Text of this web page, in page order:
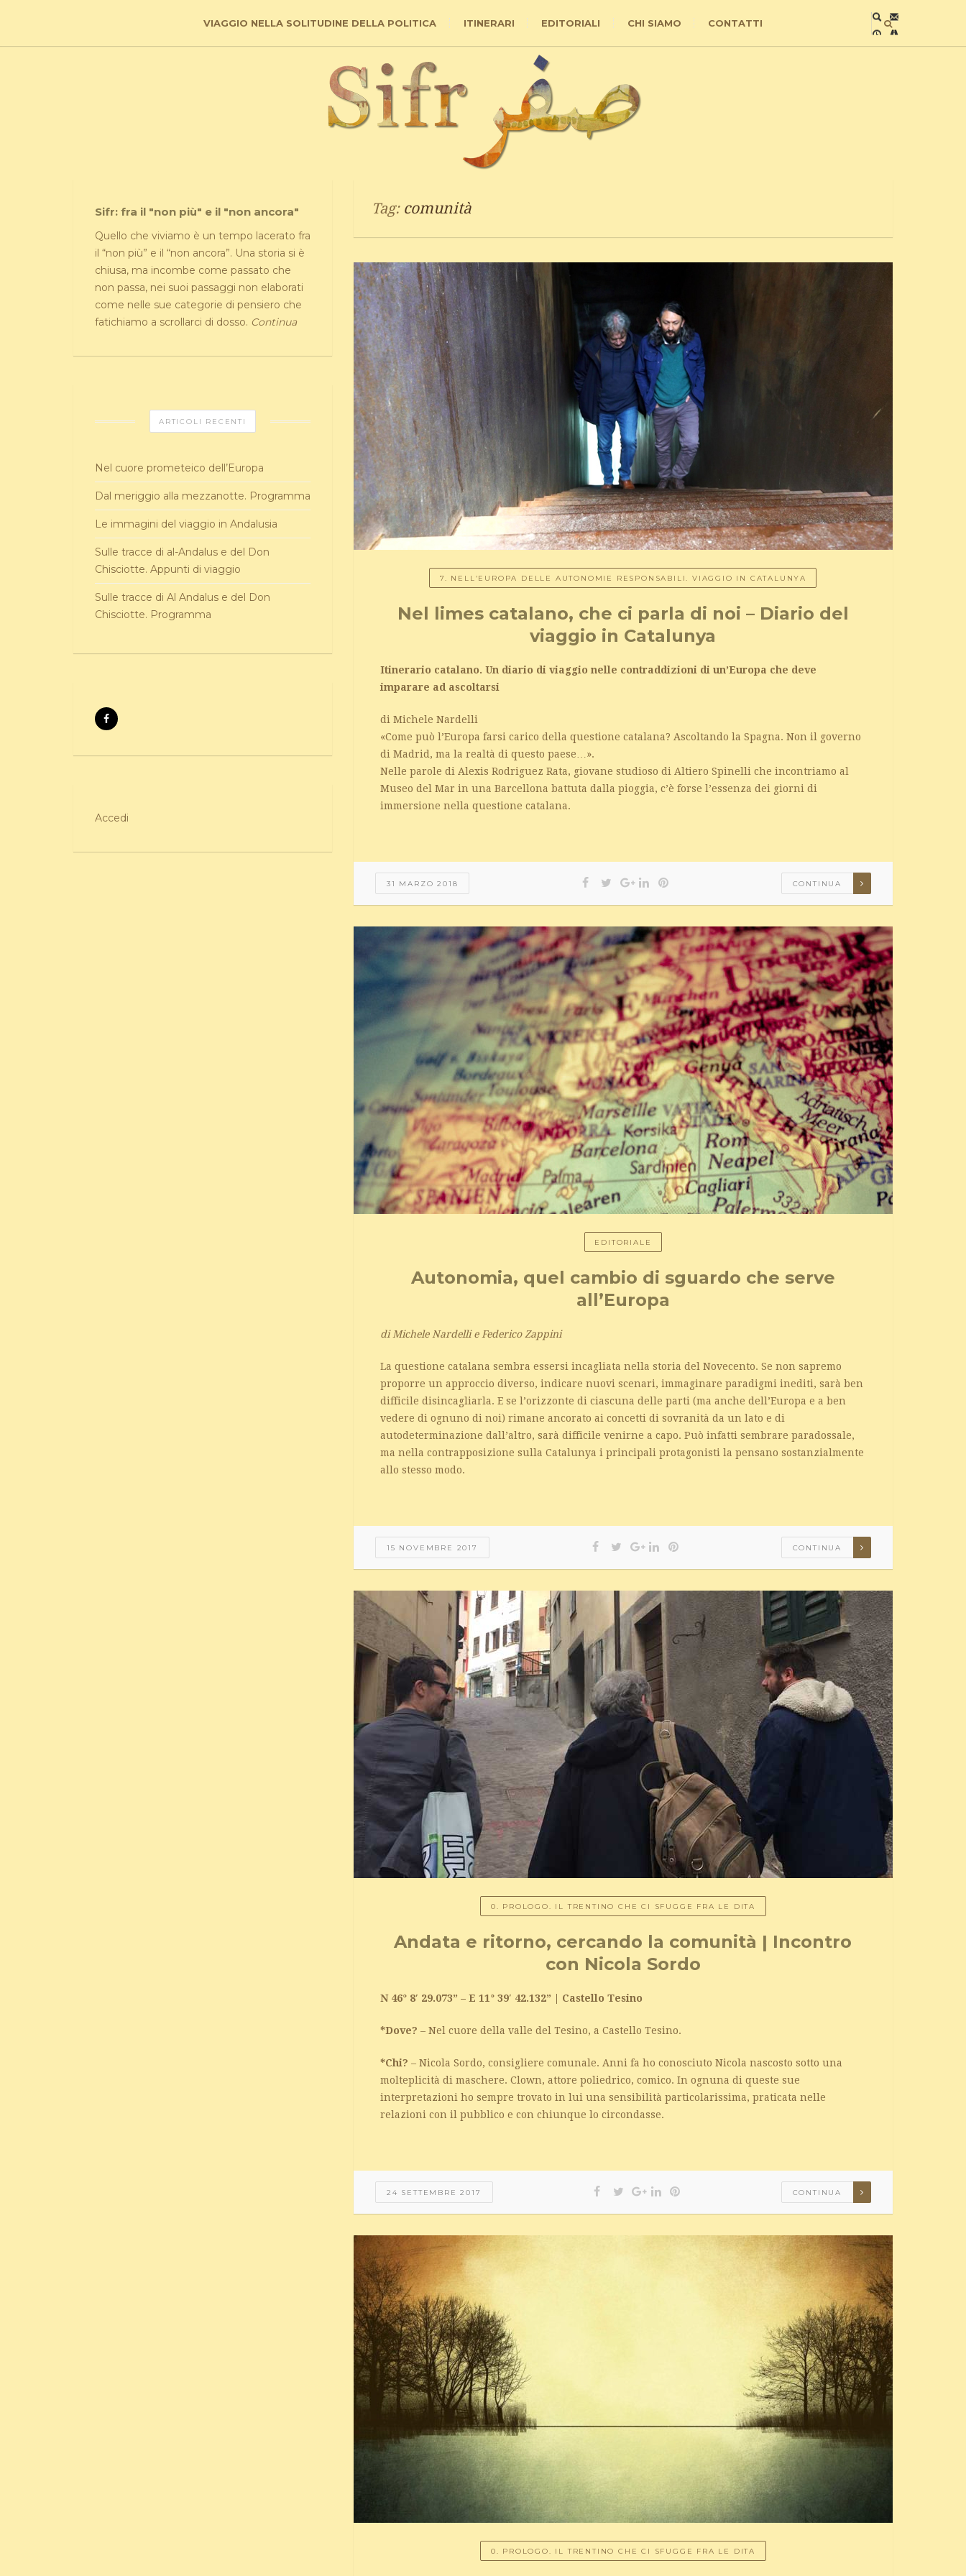
VIAGGIO NELLA SOLITUDINE DELLA POLITICA ITINERARI EDITORIALI CHI SIAMO CONTATTI
Tag: comunità
7. NELL’EUROPA DELLE AUTONOMIE RESPONSABILI. VIAGGIO IN CATALUNYA
Nel limes catalano, che ci parla di noi – Diario del
viaggio in Catalunya
Itinerario catalano. Un diario di viaggio nelle contraddizioni di un’Europa che deve
imparare ad ascoltarsi
di Michele Nardelli
«Come può l’Europa farsi carico della questione catalana? Ascoltando la Spagna. Non il governo
di Madrid, ma la realtà di questo paese…».
Nelle parole di Alexis Rodriguez Rata, giovane studioso di Altiero Spinelli che incontriamo al
Museo del Mar in una Barcellona battuta dalla pioggia, c’è forse l’essenza dei giorni di
immersione nella questione catalana.
31 MARZO 2018 CONTINUA
EDITORIALE
Autonomia, quel cambio di sguardo che serve
all’Europa
di Michele Nardelli e Federico Zappini
La questione catalana sembra essersi incagliata nella storia del Novecento. Se non sapremo
proporre un approccio diverso, indicare nuovi scenari, immaginare paradigmi inediti, sarà ben
difficile disincagliarla. E se l’orizzonte di ciascuna delle parti (ma anche dell’Europa e a ben
vedere di ognuno di noi) rimane ancorato ai concetti di sovranità da un lato e di
autodeterminazione dall’altro, sarà difficile venirne a capo. Può infatti sembrare paradossale,
ma nella contrapposizione sulla Catalunya i principali protagonisti la pensano sostanzialmente
allo stesso modo.
15 NOVEMBRE 2017 CONTINUA
0. PROLOGO. IL TRENTINO CHE CI SFUGGE FRA LE DITA
Andata e ritorno, cercando la comunità | Incontro
con Nicola Sordo
N 46° 8′ 29.073” – E 11° 39′ 42.132” | Castello Tesino
*Dove? – Nel cuore della valle del Tesino, a Castello Tesino.
*Chi? – Nicola Sordo, consigliere comunale. Anni fa ho conosciuto Nicola nascosto sotto una
molteplicità di maschere. Clown, attore poliedrico, comico. In ognuna di queste sue
interpretazioni ho sempre trovato in lui una sensibilità particolarissima, praticata nelle
relazioni con il pubblico e con chiunque lo circondasse.
24 SETTEMBRE 2017 CONTINUA
0. PROLOGO. IL TRENTINO CHE CI SFUGGE FRA LE DITA
Sifr: fra il "non più" e il "non ancora"
Quello che viviamo è un tempo lacerato fra
il “non più” e il “non ancora”. Una storia si è
chiusa, ma incombe come passato che
non passa, nei suoi passaggi non elaborati
come nelle sue categorie di pensiero che
fatichiamo a scrollarci di dosso. Continua
ARTICOLI RECENTI
Nel cuore prometeico dell’Europa
Dal meriggio alla mezzanotte. Programma
Le immagini del viaggio in Andalusia
Sulle tracce di al-Andalus e del Don
Chisciotte. Appunti di viaggio
Sulle tracce di Al Andalus e del Don
Chisciotte. Programma
Accedi